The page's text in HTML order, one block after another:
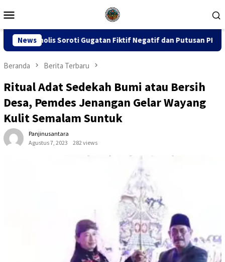
ke
Mobile
NewsFiktif Negatif dan Putusan PK 155 Sidang
Beranda Berita Terbaru
Ritual Adat Sedekah Bumi atau Bersih
Desa, Pemdes Jenangan Gelar Wayang
Kulit Semalam Suntuk
Panjinusantara
Agustus 7, 2023
282 views